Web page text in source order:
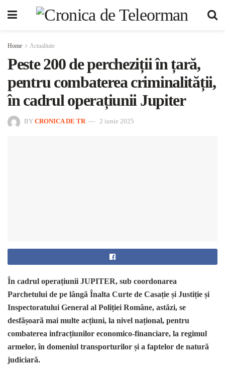
Home Actualitate
Peste 200 de percheziții în țară,
pentru combaterea criminalității,
în cadrul operațiunii Jupiter
BY CRONICA DE TR 2 iunie 2025
În cadrul operațiunii JUPITER, sub coordonarea
Parchetului de pe lângă Înalta Curte de Casație și Justiție și
Inspectoratului General al Poliției Române, astăzi, se
desfășoară mai multe acțiuni, la nivel național, pentru
combaterea infracțiunilor economico-financiare, la regimul
armelor, în domeniul transporturilor și a faptelor de natură
judiciară.